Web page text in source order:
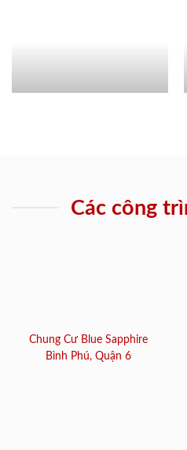
Các công
Chung Cư Blue Sapphire
Bình Phú, Quận 6